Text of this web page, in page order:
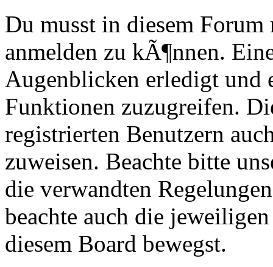
Du musst in diesem
anmelden zu kÃ¶nnen.
Augenblicken erledigt und
Funktionen zuzugreifen.
registrierten Benutzern
zuweisen. Beachte bitte
die verwandten
beachte auch die
diesem Board bewegst.